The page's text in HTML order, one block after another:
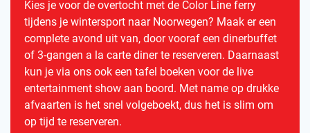
Kies je voor de overtocht met de Color Line ferry
tijdens je wintersport naar Noorwegen? Maak er een
complete avond uit van, door vooraf een dinerbuffet
of 3-gangen a la carte diner te reserveren. Daarnaast
kun je via ons ook een tafel boeken voor de live
entertainment show aan boord. Met name op drukke
afvaarten is het snel volgeboekt, dus het is slim om
op tijd te reserveren.